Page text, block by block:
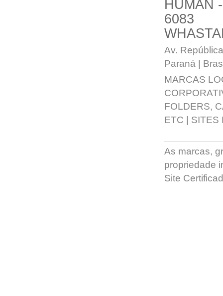
HUMAN
6083
Av.
Paraná |
MARCAS
FOLDERS,
ETC | SITES
As marcas,
propriedade
Site